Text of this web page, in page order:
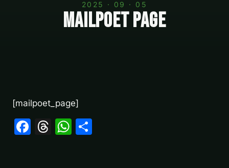
2025 · 09 · 05
MailPoet Page
[mailpoet_page]
Facebook
Threads
WhatsApp